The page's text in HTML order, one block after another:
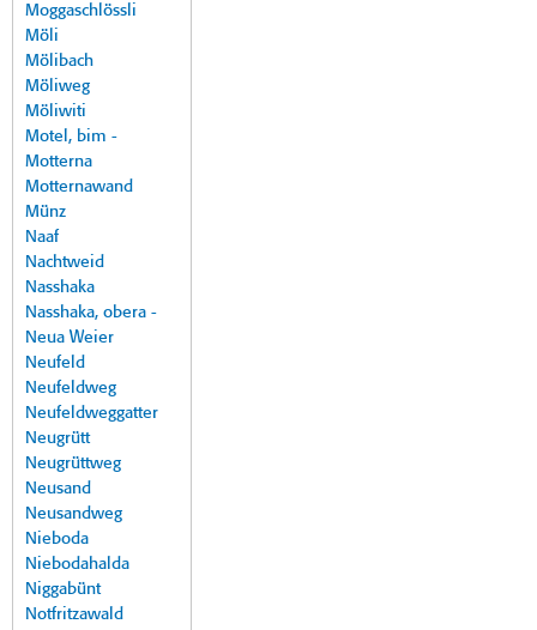
Moggaschlössli
Möli
Mölibach
Möliweg
Möliwiti
Motel, bim -
Motterna
Motternawand
Münz
Naaf
Nachtweid
Nasshaka
Nasshaka, obera -
Neua Weier
Neufeld
Neufeldweg
Neufeldweggatter
Neugrütt
Neugrüttweg
Neusand
Neusandweg
Nieboda
Niebodahalda
Niggabünt
Notfritzawald